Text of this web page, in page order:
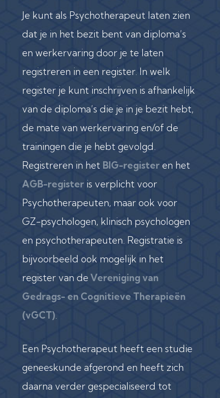
Je kunt als Psychotherapeut laten zien
dat je in het bezit bent van diploma’s
en werkervaring door je te laten
registreren in een register. In welk
register je kunt inschrijven is afhankelijk
van de diploma’s die je in je bezit hebt,
de mate van werkervaring en/of de
trainingen die je hebt gevolgd.
Registreren in het BIG-registeren het
AGB-registeris verplicht voor
Psychotherapeuten, maar ook voor
GZ-psychologen, klinisch psychologen
en psychotherapeuten. Registratie is
bijvoorbeeld ook mogelijk in het
register van de Vereniging van
Gedrags- en Cognitieve Therapieën
(vGCT).
Een Psychotherapeut heeft een studie
geneeskunde afgerond en heeft zich
daarna verder gespecialiseerd tot